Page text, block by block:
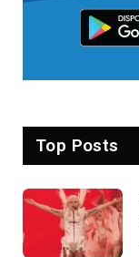
Top Posts